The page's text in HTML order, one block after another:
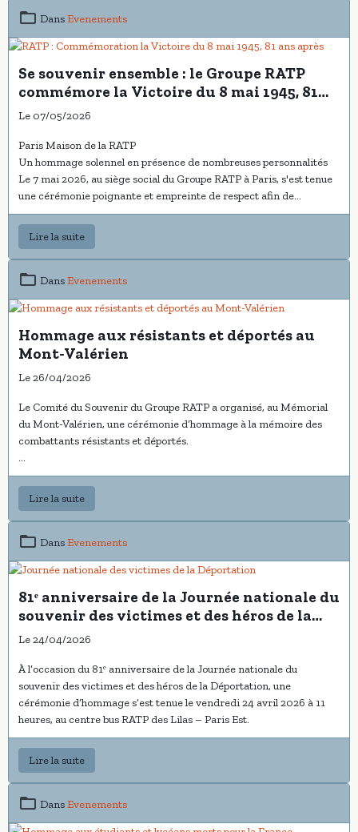
DansEvenements
Se souvenir ensemble : le Groupe RATP
commémore la Victoire du 8 mai 1945, 81
ans après
Le 07/05/2026
Paris Maison de la RATP
Un hommage solennel en présence de nombreuses personnalités
Le 7 mai 2026, au siège social du Groupe RATP à Paris, s'est tenue
une cérémonie poignante et empreinte de respect afin de
commémorer le 81ème anniversaire de la Victoire du 8 mai 1945,
marquant la fin de la Seconde Guerre mondiale en Europe.
Ce moment historique, symbole de liberté et de paix retrouvée, a
été honoré par la présence de nombreuses personnalités civiles et
militaires, d’élus et d’invités, soulignant l’importance de ce devoir
de mémoire pour les générations actuelles et futures.
La cérémonie a été particulièrement marquée par la participation
Lire la suite
DansEvenements
Hommage aux résistants et déportés au
Mont-Valérien
Le 26/04/2026
Le Comité du Souvenir du Groupe RATP a organisé, au Mémorial
du Mont-Valérien, une cérémonie d’hommage à la mémoire des
combattants résistants et déportés.
Cet hommage a été particulièrement consacré àEugène
Florentin CLOTRIER
àLucien NOËL
deux agents de la TCRP/RATP, exécutés pour faits de résistance.
Cette cérémonie, empreinte de recueillement et de dignité, s’est
tenue en présence de nombreuses personnalités engagées dans la
transmission de la mémoire nationale.
Lire la suite
DansEvenements
81ᵉ anniversaire de la Journée nationale du
souvenir des victimes et des héros de la
Déportation
Le 24/04/2026
À l’occasion du 81ᵉ anniversaire de la Journée nationale du
souvenir des victimes et des héros de la Déportation, une
cérémonie d’hommage s’est tenue le vendredi 24 avril 2026 à 11
heures, au centre bus RATP des Lilas – Paris Est.
Lire la suite
DansEvenements